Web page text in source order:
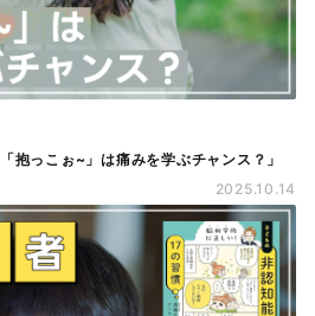
抱っこぉ~」は痛みを学ぶチャンス？」
2025.10.14